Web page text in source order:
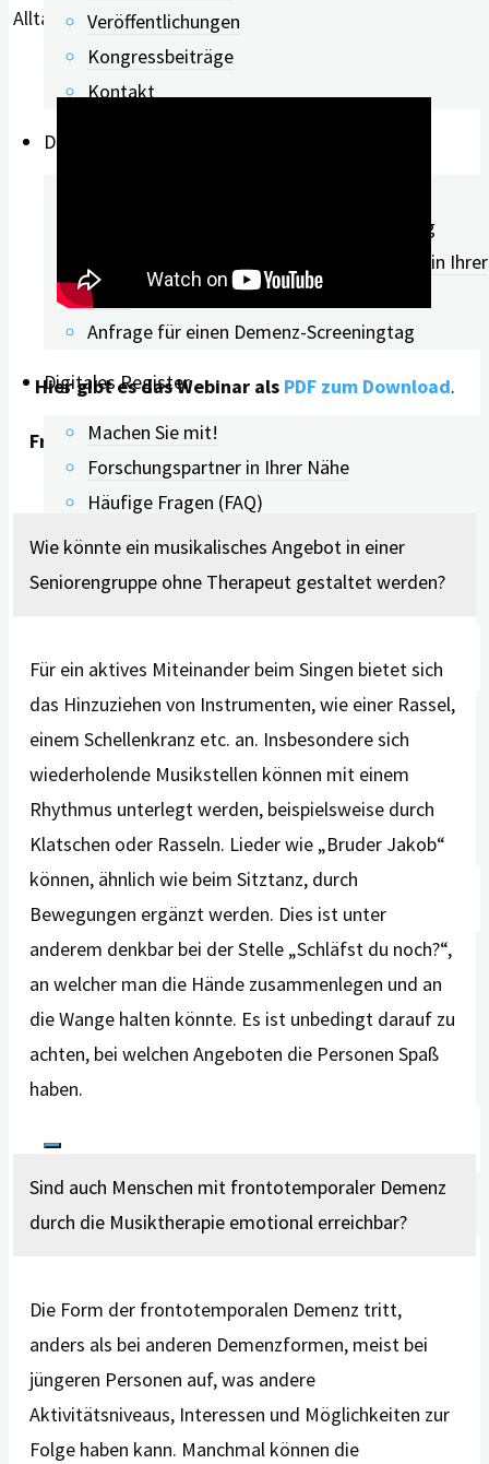
Veröffentlichungen
Kongressbeiträge
Kontakt
Demenz-Screening
Anlaufstellen nach dem Demenz-Screening
digiDEM Bayern – Demenz-Screeningtage in Ihrer
Nähe
Anfrage für einen Demenz-Screeningtag
Digitales Register
Machen Sie mit!
Forschungspartner in Ihrer Nähe
Häufige Fragen (FAQ)
Qualitätssicherung
Forschungspartner: Interner Bereich
Digitale Angebote
Menschen mit Demenz
Pflegende Angehörige
Ehrenamtliche
Interessierte
Übersicht der digitalen Angebote
Pressebereich
Pressemitteilungen
Über digiDEM Bayern
Bildmaterial & Logos
Pressekontakt
Suche
Alltag hervorrufen kann.
Hier gibt es das Webinar als PDF zum Download.
Fragen der Teilnehmer*innen und Antworten von
Stephan Förster:
Wie könnte ein musikalisches Angebot in einer
Seniorengruppe ohne Therapeut gestaltet werden?
Für ein aktives Miteinander beim Singen bietet sich
das Hinzuziehen von Instrumenten, wie einer Rassel,
einem Schellenkranz etc. an. Insbesondere sich
wiederholende Musikstellen können mit einem
Rhythmus unterlegt werden, beispielsweise durch
Klatschen oder Rasseln. Lieder wie „Bruder Jakob“
können, ähnlich wie beim Sitztanz, durch
Bewegungen ergänzt werden. Dies ist unter
anderem denkbar bei der Stelle „Schläfst du noch?“,
an welcher man die Hände zusammenlegen und an
die Wange halten könnte. Es ist unbedingt darauf zu
achten, bei welchen Angeboten die Personen Spaß
haben.
Sind auch Menschen mit frontotemporaler Demenz
durch die Musiktherapie emotional erreichbar?
Die Form der frontotemporalen Demenz tritt,
anders als bei anderen Demenzformen, meist bei
jüngeren Personen auf, was andere
Aktivitätsniveaus, Interessen und Möglichkeiten zur
Folge haben kann. Manchmal können die